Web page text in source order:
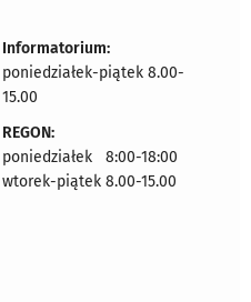
Informatorium:
poniedziałek-piątek 8.00-
15.00
REGON:
poniedziałek 8:00-18:00
wtorek-piątek 8.00-15.00